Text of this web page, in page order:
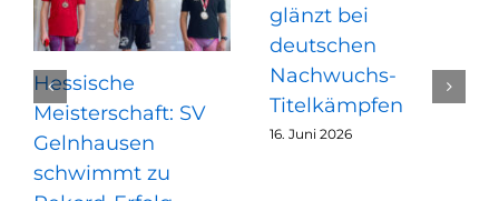
Hessische
Meisterschaft: SV
Gelnhausen
schwimmt zu
glänzt bei
deutschen
Nachwuchs-
Titelkämpfen
16. Juni 2026